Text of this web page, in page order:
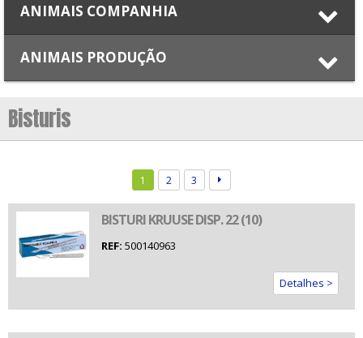
ANIMAIS COMPANHIA
ANIMAIS PRODUÇÃO
Bisturis
1 2 3
BISTURI KRUUSE DISP. 22 (10)
REF: 500140963
Detalhes >